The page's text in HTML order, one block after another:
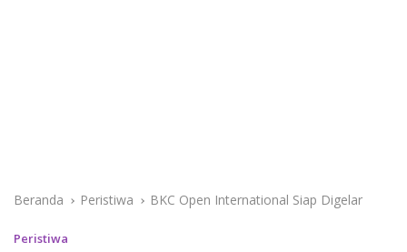
Beranda Peristiwa BKC Open International Siap Digelar
Peristiwa